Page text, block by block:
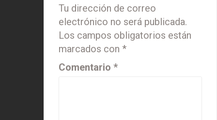
Tu dirección de correo
electrónico no será publicada.
Los campos obligatorios están
marcados con *
Comentario *